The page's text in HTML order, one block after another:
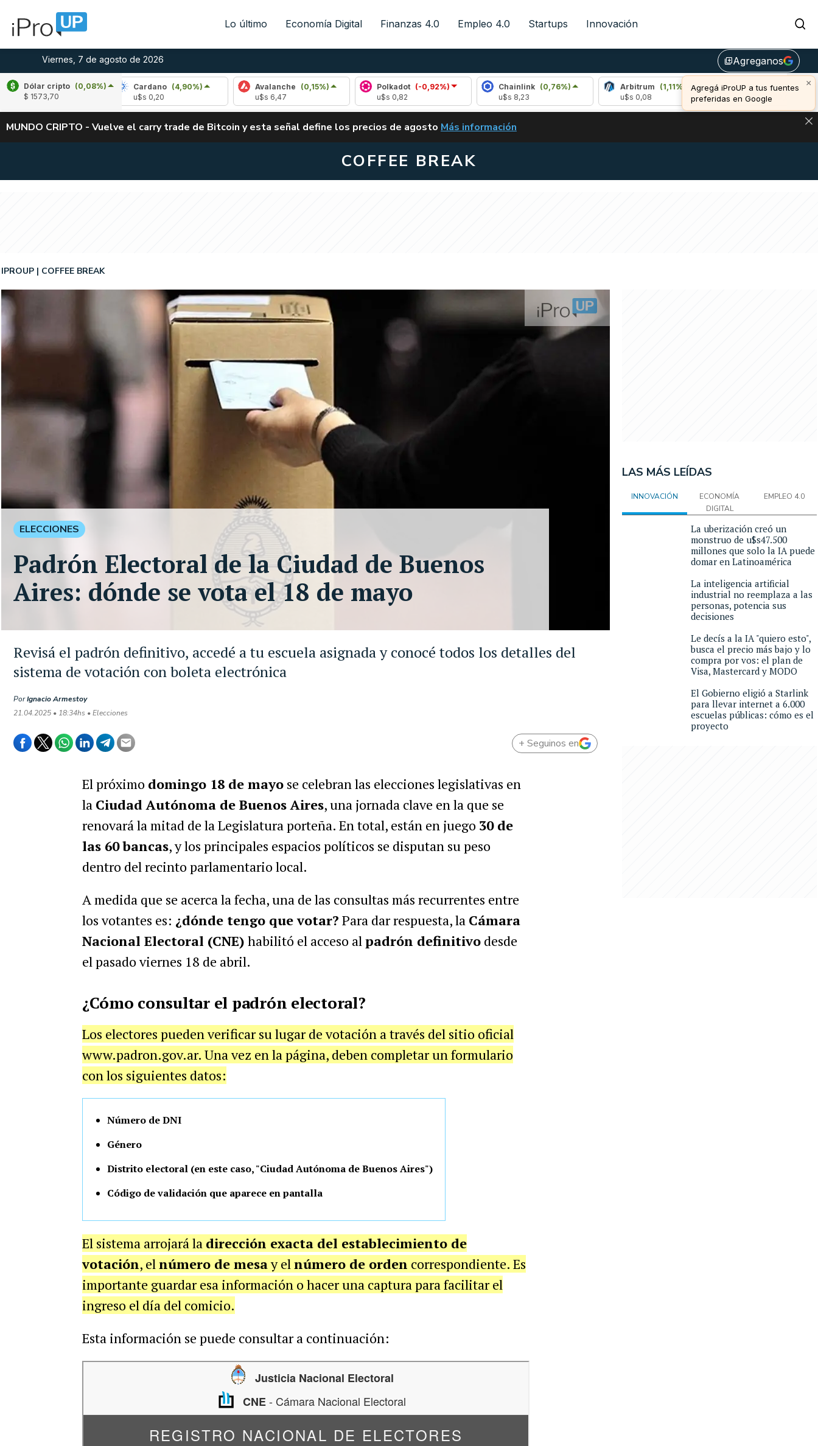
Lo último Economía Digital Finanzas 4.0 Empleo 4.0 Startups Innovación
Viernes, 7 de agosto de 2026 library_addAgreganos
×
Agregá iProUP a tus fuentes
preferidas en Google
Dólar cripto (0,08%)
$ 1573,70
(-1,72%)
Cardano
(4,90%)
Avalanche (0,15%)
Polkadot
(-0,92%)
Chainlink (0,76%)
Arbitrum
(1,11%)
Bitcoin
(0,75%)
u$s 65.009,00
ALERTA
MUNDO CRIPTO - Vuelve el carry trade de Bitcoin y esta señal define los precios de agosto VUELVE EL CARRY TRADE DE BITCOIN Y ESTA SEÑAL DEFINE LOS PRECIOS DE
Más información
COFFEE BREAK
Revisá el padrón definitivo, accedé a tu escuela asignada y conocé todos los detalles del
sistema de votación con boleta electrónica
IPROUP COFFEE BREAK
PorIgnacio Armestoy
21.04.2025 • 18:34hs • Elecciones
ELECCIONES
Padrón Electoral de la Ciudad de Buenos
Aires: dónde se vota el 18 de mayo
+ Seguinos en
El próximo domingo 18 de mayose celebran las elecciones legislativas en
la Ciudad Autónoma de Buenos Aires, una jornada clave en la que se
renovará la mitad de la Legislatura porteña. En total, están en juego 30 de
las 60 bancas, y los principales espacios políticos se disputan su peso
dentro del recinto parlamentario local.
A medida que se acerca la fecha, una de las consultas más recurrentes entre
los votantes es: ¿dónde tengo que votar? Para dar respuesta, la Cámara
Nacional Electoral (CNE) habilitó el acceso alpadrón definitivodesde
el pasado viernes 18 de abril.
¿Cómo consultar el padrón electoral?
Los electores pueden verificar su lugar de votación a través del sitio oficial
www.padron.gov.ar. Una vez en la página, deben completar un formulario
con los siguientes datos:
Número de DNI
Género
Distrito electoral (en este caso, "Ciudad Autónoma de Buenos Aires")
Código de validación que aparece en pantalla
El sistema arrojará la dirección exacta del establecimiento de
votación, elnúmero de mesay elnúmero de orden correspondiente. Es
importante guardar esa información o hacer una captura para facilitar el
ingreso el día del comicio.
Esta información se puede consultar a continuación:
LAS MÁS LEÍDAS
INNOVACIÓN
ECONOMÍA
DIGITAL
EMPLEO 4.0
La uberización creó un
monstruo de u$s47.500
millones que solo la IA puede
domar en Latinoamérica
La inteligencia artificial
industrial no reemplaza a las
personas, potencia sus
decisiones
Le decís a la IA "quiero esto",
busca el precio más bajo y lo
compra por vos: el plan de
Visa, Mastercard y MODO
El Gobierno eligió a Starlink
para llevar internet a 6.000
escuelas públicas: cómo es el
proyecto